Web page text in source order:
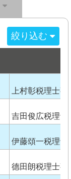
絞り込む
上村彰税理士事
吉田俊広税理士
伊藤頌一税理士
德田朗税理士事